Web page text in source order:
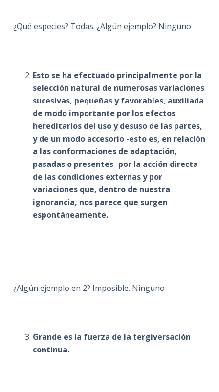
¿Qué especies? Todas. ¿Algún ejemplo? Ninguno
Esto se ha efectuado principalmente por la
selección natural de numerosas variaciones
sucesivas, pequeñas y favorables, auxiliada
de modo importante por los efectos
hereditarios del uso y desuso de las partes,
y de un modo accesorio -esto es, en relación
a las conformaciones de adaptación,
pasadas o presentes- por la acción directa
de las condiciones externas y por
variaciones que, dentro de nuestra
ignorancia, nos parece que surgen
espontáneamente.
¿Algún ejemplo en 2? Imposible. Ninguno
Grande es la fuerza de la tergiversación
continua.